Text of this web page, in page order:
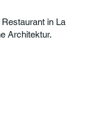
in La
Architektur.